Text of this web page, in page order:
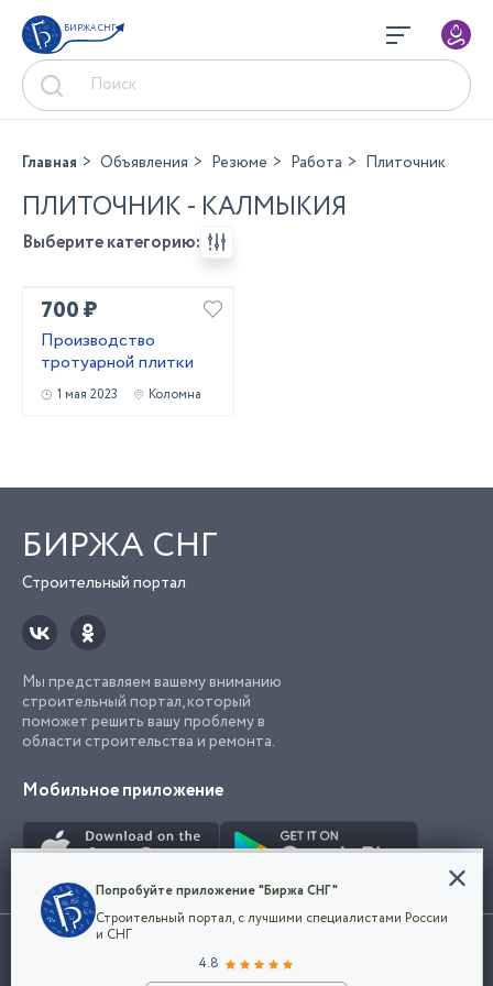
БИРЖА СНГ
Главная Объявления Резюме Работа Плиточник
ПЛИТОЧНИК - КАЛМЫКИЯ
Выберите категорию:
700 ₽
Производство
тротуарной плитки
1 мая 2023 Коломна
БИРЖА СНГ
Строительный портал
Мы представляем вашему вниманию
строительный портал, который
поможет решить вашу проблему в
области строительства и ремонта.
Мобильное приложение
Использование сайта, в том числе подача объявлений, означает
марки представленные на сайте являются собственностью их
Конфиденциальность
Мы используем файлы cookie, чтобы сделать
наш сайт удобным для каждого
Политикой конфиденциальности компании
Попробуйте приложение "Биржа СНГ"
Строительный портал, с лучшими специалистами России
и СНГ
4.8